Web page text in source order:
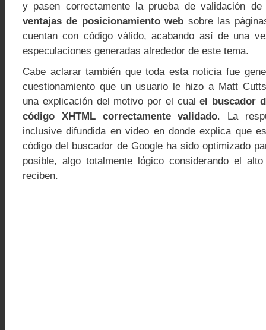
y pasen correctamente la prueba de validación
ventajas de posicionamiento web sobre las
cuentan con código válido, acabando así de una
especulaciones generadas alrededor de este tema.
Cabe aclarar también que toda esta noticia fue
cuestionamiento que un usuario le hizo a Matt
una explicación del motivo por el cualel buscador
código XHTML correctamente validado. La
inclusive difundida en video en donde explica que
código del buscador de Google ha sido optimizado
posible, algo totalmente lógico considerando el
reciben.